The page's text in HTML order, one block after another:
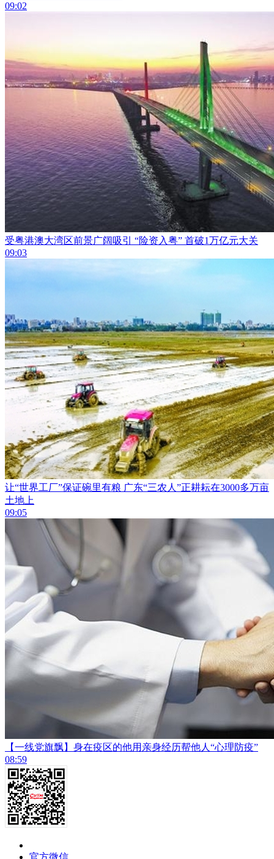
09:02
受粤港澳大湾区前景广阔吸引 “险资入粤” 首破1万亿元大关
09:03
让“世界工厂”保证碗里有粮 广东“三农人”正耕耘在3000多万亩
土地上
09:05
【一线党旗飘】身在疫区的他用亲身经历帮他人“心理防疫”
08:59